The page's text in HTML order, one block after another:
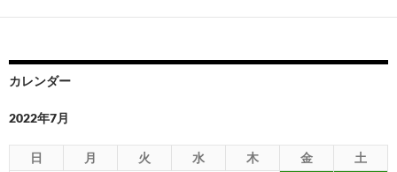
ー
ョ
ン
カレンダー
2022年7月
日 月 火 水 木 金
土